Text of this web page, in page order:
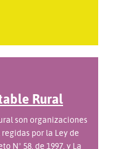
Rural
son organizaciones
por la Ley de
Nº 58, de 1997, y La